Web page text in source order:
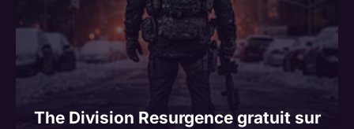
The Division Resurgence gratuit sur